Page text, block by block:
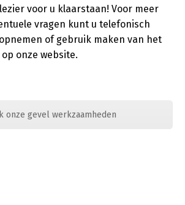
voor u klaarstaan! Voor meer
vragen kunt u telefonisch
of gebruik maken van het
op onze website.
onze gevel werkzaamheden